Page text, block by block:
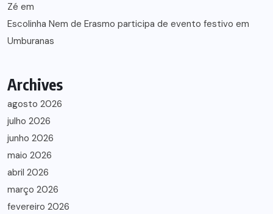
Zé em
Escolinha Nem de Erasmo participa de evento festivo em
Umburanas
Archives
agosto 2026
julho 2026
junho 2026
maio 2026
abril 2026
março 2026
fevereiro 2026